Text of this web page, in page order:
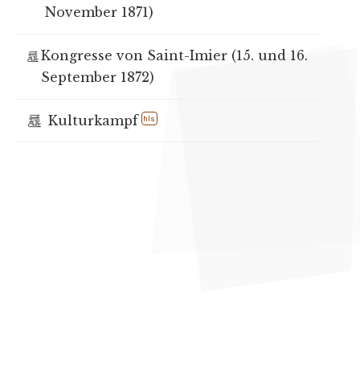
November 1871)
Kongresse von Saint-Imier (15. und 16.
September 1872)
Kulturkampf hls